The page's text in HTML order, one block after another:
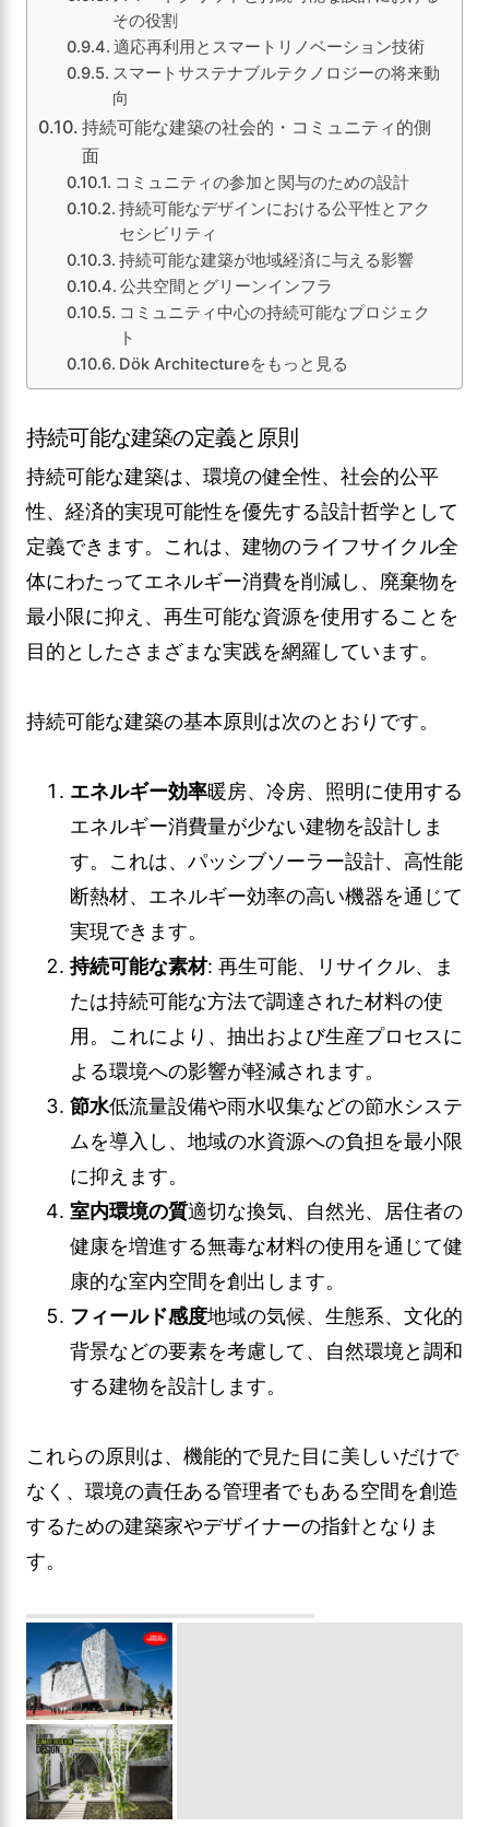
その役割
適応再利用とスマートリノベーション技術
スマートサステナブルテクノロジーの将来動
向
持続可能な建築の社会的・コミュニティ的側
面
コミュニティの参加と関与のための設計
持続可能なデザインにおける公平性とアク
セシビリティ
持続可能な建築が地域経済に与える影響
公共空間とグリーンインフラ
コミュニティ中心の持続可能なプロジェク
ト
Dök Architectureをもっと見る
持続可能な建築の定義と原則
持続可能な建築は、環境の健全性、社会的公平
性、経済的実現可能性を優先する設計哲学として
定義できます。これは、建物のライフサイクル全
体にわたってエネルギー消費を削減し、廃棄物を
最小限に抑え、再生可能な資源を使用することを
目的としたさまざまな実践を網羅しています。
持続可能な建築の基本原則は次のとおりです。
エネルギー効率暖房、冷房、照明に使用する
エネルギー消費量が少ない建物を設計しま
す。これは、パッシブソーラー設計、高性能
断熱材、エネルギー効率の高い機器を通じて
実現できます。
持続可能な素材: 再生可能、リサイクル、ま
たは持続可能な方法で調達された材料の使
用。これにより、抽出および生産プロセスに
よる環境への影響が軽減されます。
節水低流量設備や雨水収集などの節水システ
ムを導入し、地域の水資源への負担を最小限
に抑えます。
室内環境の質適切な換気、自然光、居住者の
健康を増進する無毒な材料の使用を通じて健
康的な室内空間を創出します。
フィールド感度地域の気候、生態系、文化的
背景などの要素を考慮して、自然環境と調和
する建物を設計します。
これらの原則は、機能的で見た目に美しいだけで
なく、環境の責任ある管理者でもある空間を創造
するための建築家やデザイナーの指針となりま
す。